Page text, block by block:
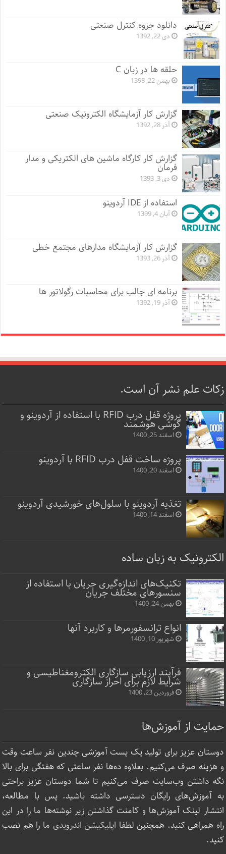
دانلود جزوه کنترل صنعتی
دی 22, 1392
حلقه ها در زبان C
بهمن 22, 1398
گزارش کار آزمایشگاه الکترونیک صنعتی
آذر 28, 1392
گزارش کار کارگاه ماشین های الکتریکی و مدار
فرمان
دی 3, 1393
استفاده از IDE آردوینو
آبان 4, 1399
گزارش کار آزمایشگاه مدارهای مجتمع خطی
آذر 26, 1393
برنامه ای جالب برای محاسبات رگولاتور ها
آذر 19, 1392
زکات علم نشر آن است.
پروژه قفل‌ درب RFID با استفاده از آردوینو و
گوشی هوشمند
اسفند 25, 1400
پروژه ساخت قفل‌ درب RFID با آردوینو
اسفند 20, 1400
تغذیه آردوینو با سلول‌های خورشیدی آردوینو
اسفند 14, 1400
الکترونیک به زبان ساده
تکنیک‌های اندازه‌گیری جریان با استفاده از
سنسورهای مختلف جریان
بهمن 24, 1400
انواع ترانسفورمرها و کاربرد آنها
شهریور 10, 1400
فرآیند ارزیابی سازگاری الکترومغناطیسی و
شرایط لازم برای احراز سازگاری
فروردین 23, 1400
حمایت از آموزش‌ها
دوستان عزیز برای تولید یک پست آموزشی چندین نفر ساعت‌ وقت
و هزینه صرف می‌کنیم. بعلاوه ده‌ها نفر ساعتی که هفتگی برای بالا
نگه داشتن وب‌سایت صرف ‌می‌کنیم تا شما دوستان عزیز براحتی
به آموزش‌های رایگان دسترسی داشته باشید. پس با مطالعه،
انتشار لینک‌ آموزش‌ها و کامنت گذاشتن زیر نوشته‌‌ها ما را در این
راه همراهی کنید. همچنین لطفا اپلیکیشن اندرویدی ما را هم نصب
کنید.